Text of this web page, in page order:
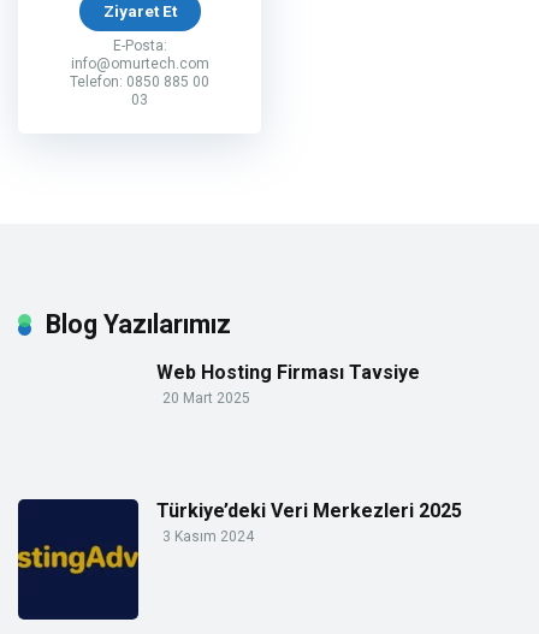
Ziyaret Et
E-Posta:
info@omurtech.com
Telefon: 0850 885 00
03
Blog Yazılarımız
Web Hosting Firması Tavsiye
20 Mart 2025
Türkiye’deki Veri Merkezleri 2025
3 Kasım 2024